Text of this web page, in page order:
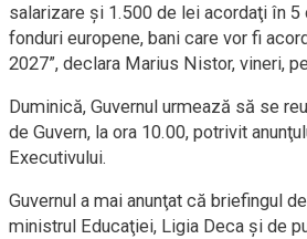
salarizare şi 1.500 de lei acordaţi în 5
fonduri europene, bani care vor fi
2027”, declara Marius Nistor, vineri,
Duminică, Guvernul urmează să se
de Guvern, la ora 10.00, potrivit
Executivului.
Guvernul a mai anunţat că briefingul
ministrul Educaţiei, Ligia Deca şi de